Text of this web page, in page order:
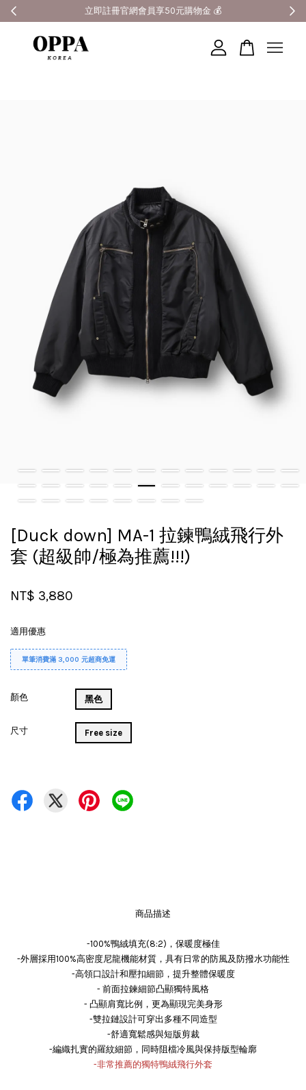
立即註冊官網會員享50元購物金 💰
[Duck down] MA-1 拉鍊鴨絨飛行外
套 (超級帥/極為推薦!!!)
NT$ 3,880
適用優惠
單筆消費滿 3,000 元超商免運
顏色 黑色
尺寸 Free size
商品描述
-100%鴨絨填充(8:2)，保暖度極佳
-外層採用100%高密度尼龍機能材質，具有日常的防風及防撥水功能性
-高領口設計和壓扣細節，提升整體保暖度
- 前面拉鍊細節凸顯獨特風格
- 凸顯肩寬比例，更為顯現完美身形
-雙拉鏈設計可穿出多種不同造型
-舒適寬鬆感與短版剪裁
-編織扎實的羅紋細節，同時阻檔冷風與保持版型輪廓
-非常推薦的獨特鴨絨飛行外套